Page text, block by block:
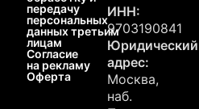
передачу
персональных
данных третьим
лицам
Согласие
на рекламу
Оферта
ИНН:
9703190841
Юридический
адрес:
Москва,
наб.